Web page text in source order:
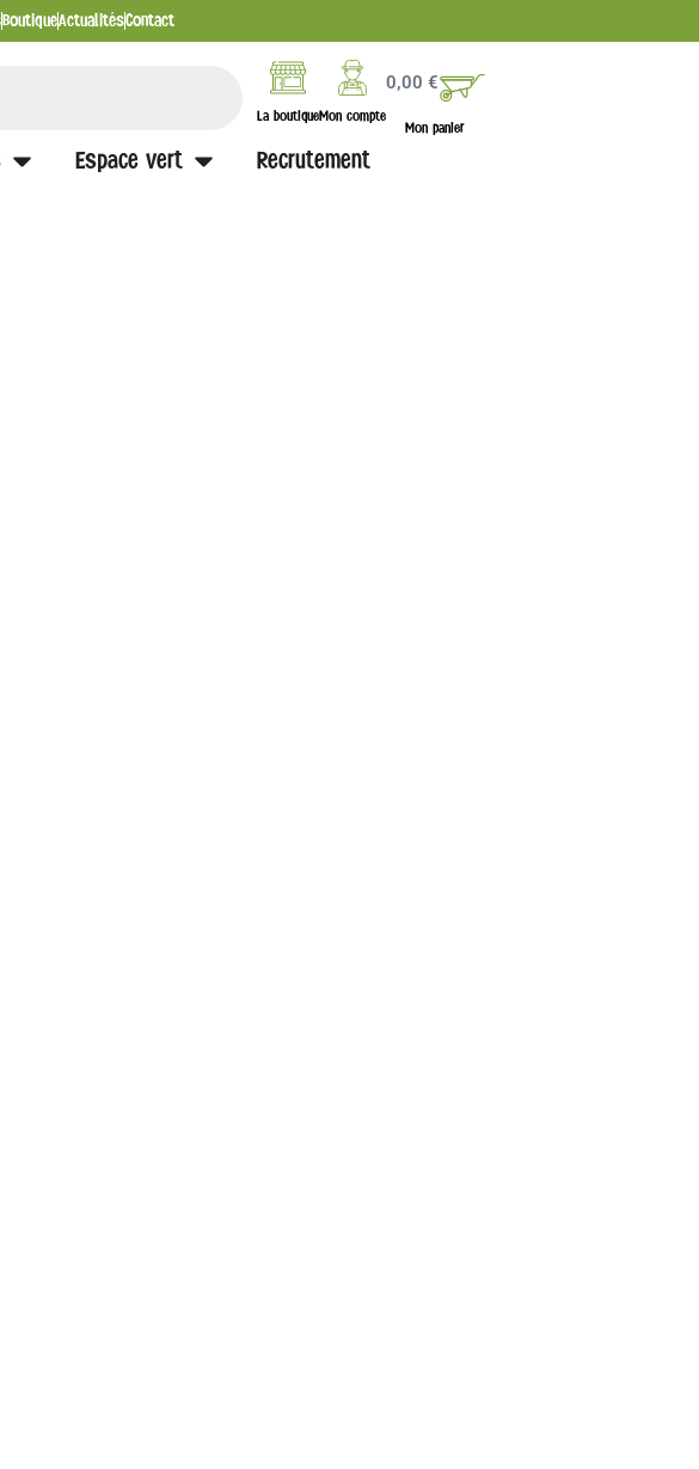
BoutiqueActualitésContact
La boutiqueMon compte
0,00€
Mon panier
Espace vert Recrutement